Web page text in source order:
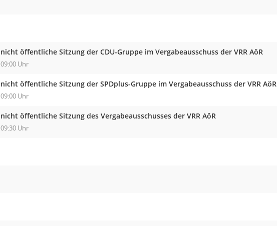
nicht öffentliche Sitzung der CDU-Gruppe im Vergabeausschuss der VRR AöR
09:00 Uhr
nicht öffentliche Sitzung der SPDplus-Gruppe im Vergabeausschuss der VRR AöR
09:00 Uhr
nicht öffentliche Sitzung des Vergabeausschusses der VRR AöR
09:30 Uhr